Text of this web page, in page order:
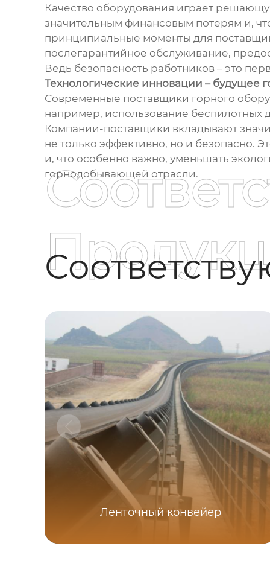
Качество оборудования играет
значительным финансовым потерям и,
принципиальные моменты для
послегарантийное обслуживание,
Ведь безопасность работников – это
Технологические инновации – будущее
Современные поставщики горного
например, использование беспилотных
Компании-поставщики вкладывают
не только эффективно, но и безопасно.
и, что особенно важно, уменьшать
горнодобывающей отрасли.
Ленточный конвейер